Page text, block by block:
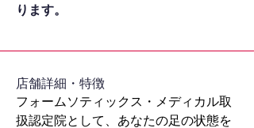
ります。
​店舗詳細・特徴
フォームソティックス・メディカル取
扱認定院として、あなたの足の状態を